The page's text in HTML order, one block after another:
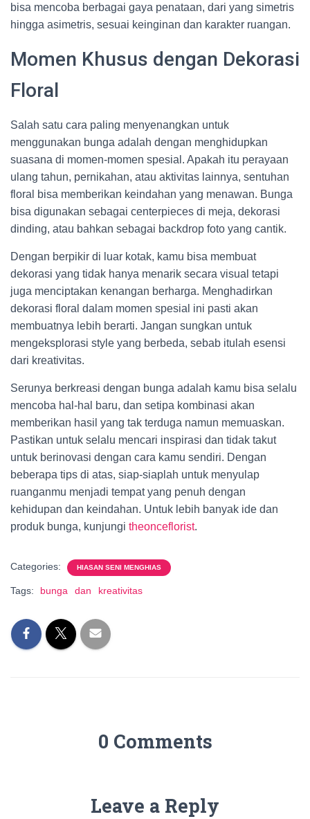
bisa mencoba berbagai gaya penataan, dari yang simetris
hingga asimetris, sesuai keinginan dan karakter ruangan.
Momen Khusus dengan Dekorasi
Floral
Salah satu cara paling menyenangkan untuk
menggunakan bunga adalah dengan menghidupkan
suasana di momen-momen spesial. Apakah itu perayaan
ulang tahun, pernikahan, atau aktivitas lainnya, sentuhan
floral bisa memberikan keindahan yang menawan. Bunga
bisa digunakan sebagai centerpieces di meja, dekorasi
dinding, atau bahkan sebagai backdrop foto yang cantik.
Dengan berpikir di luar kotak, kamu bisa membuat
dekorasi yang tidak hanya menarik secara visual tetapi
juga menciptakan kenangan berharga. Menghadirkan
dekorasi floral dalam momen spesial ini pasti akan
membuatnya lebih berarti. Jangan sungkan untuk
mengeksplorasi style yang berbeda, sebab itulah esensi
dari kreativitas.
Serunya berkreasi dengan bunga adalah kamu bisa selalu
mencoba hal-hal baru, dan setipa kombinasi akan
memberikan hasil yang tak terduga namun memuaskan.
Pastikan untuk selalu mencari inspirasi dan tidak takut
untuk berinovasi dengan cara kamu sendiri. Dengan
beberapa tips di atas, siap-siaplah untuk menyulap
ruanganmu menjadi tempat yang penuh dengan
kehidupan dan keindahan. Untuk lebih banyak ide dan
produk bunga, kunjungi theonceflorist.
Categories: HIASAN SENI MENGHIAS
Tags: bunga dan kreativitas
0 Comments
Leave a Reply